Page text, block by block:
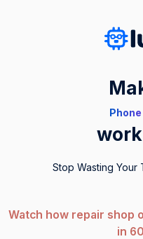
Stop Wasting Your
Watch how repair shop
in